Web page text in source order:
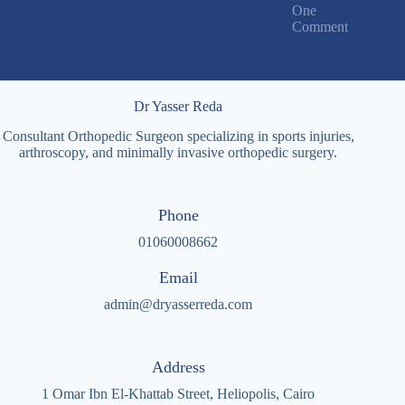
One
Comment
Dr Yasser Reda
Consultant Orthopedic Surgeon specializing in sports injuries,
arthroscopy, and minimally invasive orthopedic surgery.
Phone
01060008662
Email
admin@dryasserreda.com
Address
1 Omar Ibn El-Khattab Street, Heliopolis, Cairo